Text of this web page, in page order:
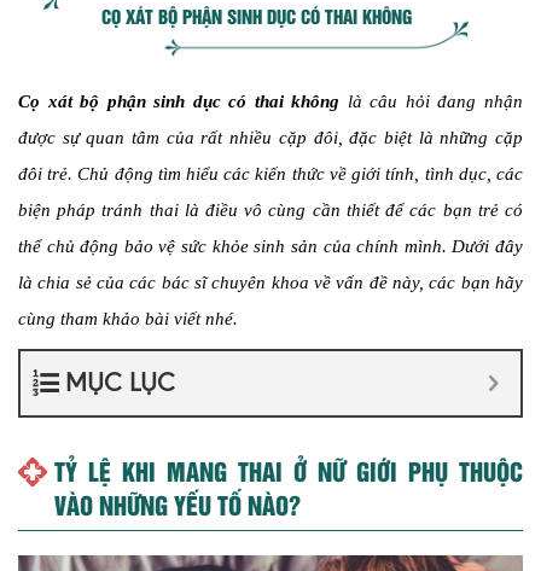
CỌ XÁT BỘ PHẬN SINH DỤC CÓ THAI KHÔNG
Cọ xát bộ phận sinh dục có thai không là câu hỏi đang nhận
được sự quan tâm của rất nhiều cặp đôi, đặc biệt là những cặp
đôi trẻ. Chủ động tìm hiểu các kiến thức về giới tính, tình dục, các
biện pháp tránh thai là điều vô cùng cần thiết để các bạn trẻ có
thể chủ động bảo vệ sức khỏe sinh sản của chính mình. Dưới đây
là chia sẻ của các bác sĩ chuyên khoa về vấn đề này, các bạn hãy
cùng tham khảo bài viết nhé.
MỤC LỤC
TỶ LỆ KHI MANG THAI Ở NỮ GIỚI PHỤ THUỘC
VÀO NHỮNG YẾU TỐ NÀO?